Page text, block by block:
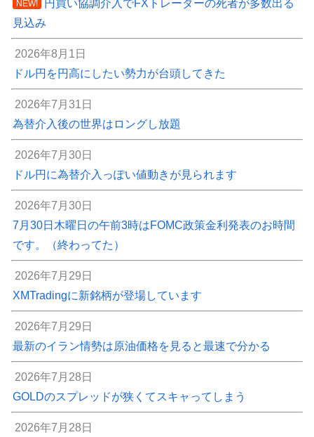
NEW!
円買い協調介入でFXトレーダーの死者が多数出る
見込み
2026年8月1日
ドル円を円高にしたい勢力が台頭してきた
2026年7月31日
為替介入後の世界はロングし放題
2026年7月30日
ドル円に為替介入っぽい値動きが見られます
2026年7月30日
7月30日木曜日の午前3時はFOMC政策金利発表のお時間
です。（終わってた）
2026年7月29日
XMTradingに新銘柄が登場しています
2026年7月29日
最新のイラン情勢は原油価格を見ると最速で分かる
2026年7月28日
GOLDのスプレッドが狭くてスキャってしまう
2026年7月28日